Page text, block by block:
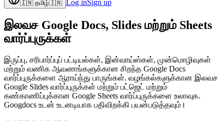
🇮🇳 தமிழ்🇮🇳 Log inSign up
இலவச Google Docs, Slides மற்றும் Sheets
வார்ப்புருக்கள்
இருப்பு, சரிபார்ப்புப் பட்டியல்கள், இன்வாய்ஸ்கள், முன்மொழிவுகள்
மற்றும் வணிக ஆவணங்களுக்கான சிறந்த Google Docs
வார்ப்புருக்களை ஆராய்ந்து பாருங்கள். வழங்கல்களுக்கான இலவச
Google Slides வார்ப்புருக்கள் மற்றும் பட்ஜெட் மற்றும்
கண்காணிப்புக்கான Google Sheets வார்ப்புருக்களை உலாவுக.
Googdocs உடன் உடனடியாக பதிவிறக்கி பயன்படுத்தவும்।